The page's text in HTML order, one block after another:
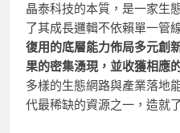
晶泰科技的本質，是一家生
了其成長邏輯不依賴單一管
復用的底層能力佈局多元創
果的密集湧現，並收獲相應
多樣的生態網路與產業落地
代最稀缺的資源之一，造就